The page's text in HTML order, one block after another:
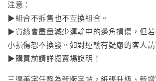
注意：
▶組合不拆售也不互換組合。
▶賈絲會盡量減少運輸中的邊角損傷，但
小損傷恕不換發。如對運輸有疑慮的客人請
▶購買前請詳閱賣場說明！
三週美字任務為新版字帖，紙張升級、新增